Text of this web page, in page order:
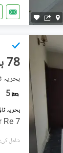
78 ہزار
5
7 Marla Full House Available For Re
شامل کی:2 دن پہل